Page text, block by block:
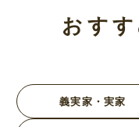
おす
義実家・実家